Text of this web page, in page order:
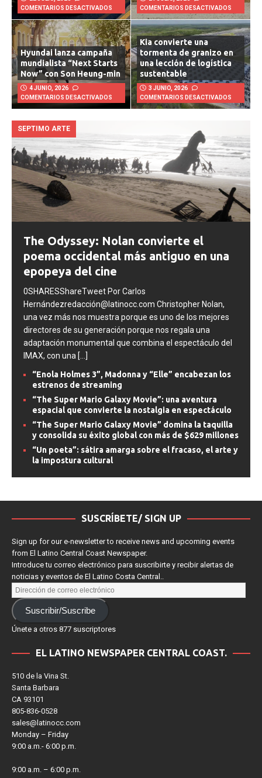
22 JULIO, 2026
COMENTARIOS DESACTIVADOS
21 JULIO, 2026
COMENTARIOS DESACTIVADOS
Hyundai lanza campaña
mundialista “Next Starts
Now” con Son Heung-min
4 JUNIO, 2026
COMENTARIOS DESACTIVADOS
Kia convierte una
tormenta de granizo en
una lección de logística
sustentable
3 JUNIO, 2026
COMENTARIOS DESACTIVADOS
SEPTIMO ARTE
The Odyssey: Nolan convierte el
poema occidental más antiguo en una
epopeya del cine
0SHARESShareTweet Por Carlos
Hernándezredacción@latinocc.com Christopher Nolan,
una vez más nos muestra porque es uno de los mejores
directores de su generación porque nos regala una
adaptación monumental que combina el espectáculo del
[...]
“Enola Holmes 3”, Madonna y “Elle” encabezan los
estrenos de streaming
“The Super Mario Galaxy Movie”: una aventura
espacial que convierte la nostalgia en espectáculo
“The Super Mario Galaxy Movie” domina la taquilla
y consolida su éxito global con más de $629 millones
“Un poeta”: sátira amarga sobre el fracaso, el arte y
la impostura cultural
SUSCRÍBETE/ SIGN UP
Sign up for our e-newsletter to receive news and upcoming events
from El Latino Central Coast Newspaper.
Introduce tu correo electrónico para suscribirte y recibir alertas de
noticias y eventos de El Latino Costa Central..
510 de la Vina St.
Santa Barbara
CA 93101
805-836-0528
sales@latinocc.com
Monday – Friday